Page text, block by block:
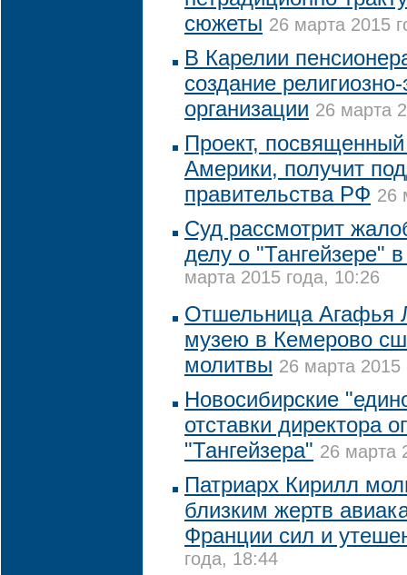
сюжеты 26 марта 2015
В Карелии
создание
организации 26 марта
Проект,
Америки, получит
правительства РФ 26
Суд рассмотрит
делу о "Тангейзере"
марта 2015 года, 10:26
Отшельница Агафья
музею в Кемерово
молитвы 26 марта 2015
Новосибирские
отставки директора
"Тангейзера" 26 марта
Патриарх Кирилл
близким жертв
Франции сил и
года, 18:44